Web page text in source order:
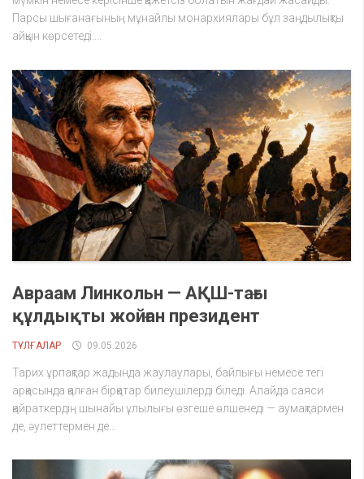
Парсы шығанағының мұнайлы монархиялары бұл заңдылықты
айқын көрсетеді:...
Авраам Линкольн — АҚШ-тағы
құлдықты жойған президент
ТҰЛҒАЛАР 09.05.2026
Тарих ұрпақтар жадында жаулаулары, байлығы немесе тегі
арқасында қалған бірқатар билеушілерді біледі. Алайда саяси
қайраткердің шынайы ұлылығы өзгеше өлшенеді — аумақтармен
де, әулеттермен де...